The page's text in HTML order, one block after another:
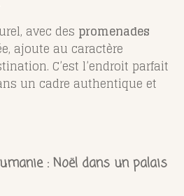
avec des promenades
ajoute au caractère
C’est l’endroit parfait
un cadre authentique et
: Noël dans un palais